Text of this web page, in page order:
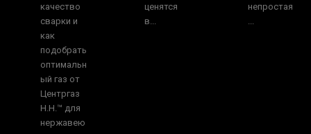
качество
сварки и
как
подобрать
оптимальн
ый газ от
Центргаз
Н.Н.™ для
нержавею
ценятся
в...
непростая